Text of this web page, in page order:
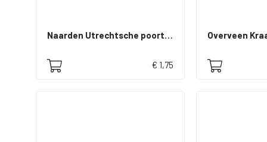
Naarden Utrechtsche poort en Comeniusmonument
€ 1,75
Overveen